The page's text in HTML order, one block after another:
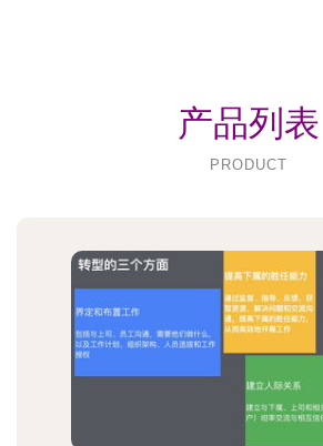
产品列表
PRODUCT